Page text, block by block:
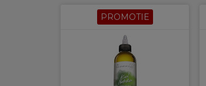
PROMOTIE